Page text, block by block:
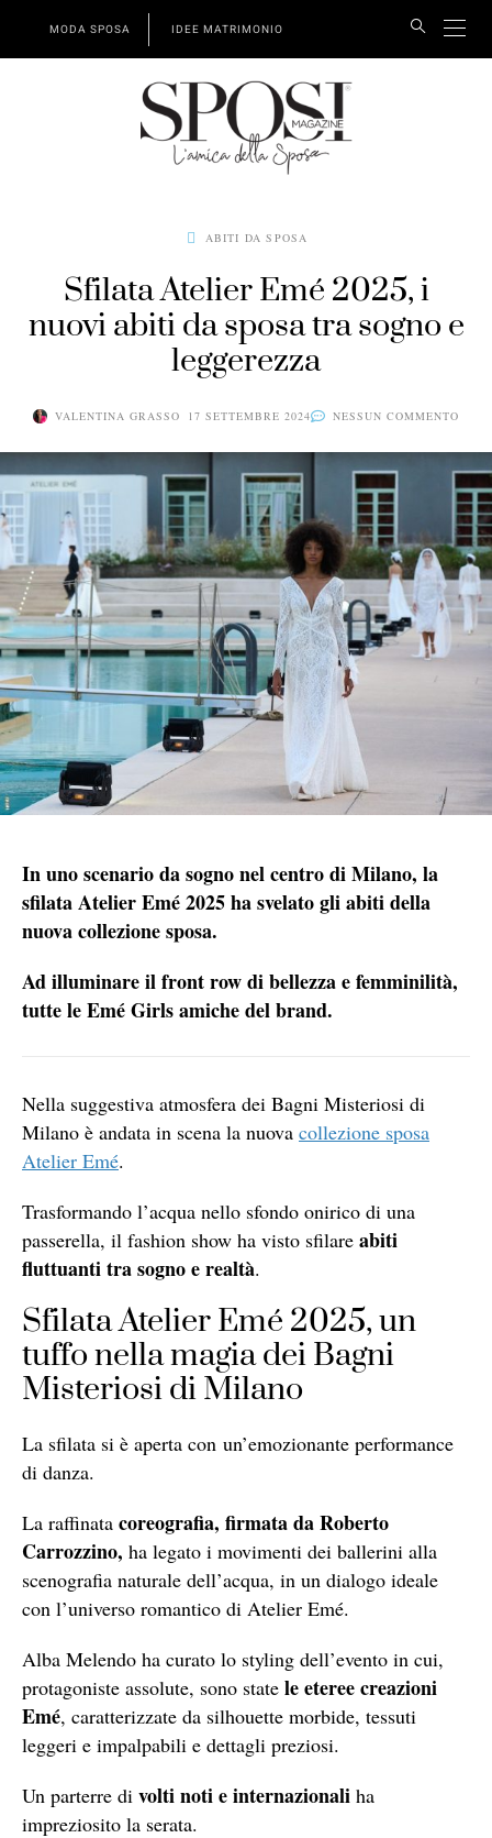
MODA SPOSA IDEE MATRIMONIO
ABITI DA SPOSA
Sfilata Atelier Emé 2025, i
nuovi abiti da sposa tra sogno e
leggerezza
VALENTINA GRASSO 17 SETTEMBRE 2024 NESSUN COMMENTO
In uno scenario da sogno nel centro di Milano, la
sfilata Atelier Emé 2025 ha svelato gli abiti della
nuova collezione sposa.
Ad illuminare il front row di bellezza e femminilità,
tutte le Emé Girls amiche del brand.
Nella suggestiva atmosfera dei Bagni Misteriosi di
Milano è andata in scena la nuova collezione sposa
Atelier Emé.
Trasformando l’acqua nello sfondo onirico di una
passerella, il fashion show ha visto sfilare abiti
fluttuanti tra sogno e realtà.
Sfilata Atelier Emé 2025, un
tuffo nella magia dei Bagni
Misteriosi di Milano
La sfilata si è aperta con un’emozionante performance
di danza.
La raffinata coreografia, firmata da Roberto
Carrozzino, ha legato i movimenti dei ballerini alla
scenografia naturale dell’acqua, in un dialogo ideale
con l’universo romantico di Atelier Emé.
Alba Melendo ha curato lo styling dell’evento in cui,
protagoniste assolute, sono state le eteree creazioni
Emé, caratterizzate da silhouette morbide, tessuti
leggeri e impalpabili e dettagli preziosi.
Un parterre di volti noti e internazionali ha
impreziosito la serata.